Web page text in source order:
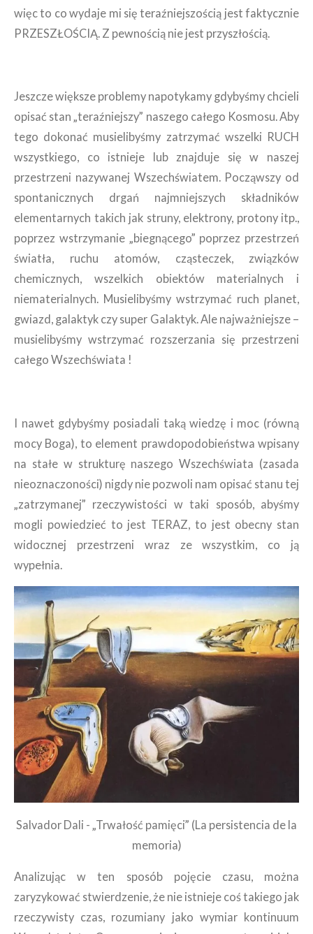
więc to co wydaje mi się teraźniejszością jest faktycznie
PRZESZŁOŚCIĄ. Z pewnością nie jest przyszłością.
Jeszcze większe problemy napotykamy gdybyśmy chcieli
opisać stan „teraźniejszy” naszego całego Kosmosu. Aby
tego dokonać musielibyśmy zatrzymać wszelki RUCH
wszystkiego, co istnieje lub znajduje się w naszej
przestrzeni nazywanej Wszechświatem. Począwszy od
spontanicznych drgań najmniejszych składników
elementarnych takich jak struny, elektrony, protony itp.,
poprzez wstrzymanie „biegnącego” poprzez przestrzeń
światła, ruchu atomów, cząsteczek, związków
chemicznych, wszelkich obiektów materialnych i
niematerialnych. Musielibyśmy wstrzymać ruch planet,
gwiazd, galaktyk czy super Galaktyk. Ale najważniejsze –
musielibyśmy wstrzymać rozszerzania się przestrzeni
całego Wszechświata !
I nawet gdybyśmy posiadali taką wiedzę i moc (równą
mocy Boga), to element prawdopodobieństwa wpisany
na stałe w strukturę naszego Wszechświata (zasada
nieoznaczoności) nigdy nie pozwoli nam opisać stanu tej
„zatrzymanej” rzeczywistości w taki sposób, abyśmy
mogli powiedzieć to jest TERAZ, to jest obecny stan
widocznej przestrzeni wraz ze wszystkim, co ją
wypełnia.
Salvador Dali - „Trwałość pamięci” (La persistencia de la
memoria)
Analizując w ten sposób pojęcie czasu, można
zaryzykować stwierdzenie, że nie istnieje coś takiego jak
rzeczywisty czas, rozumiany jako wymiar kontinuum